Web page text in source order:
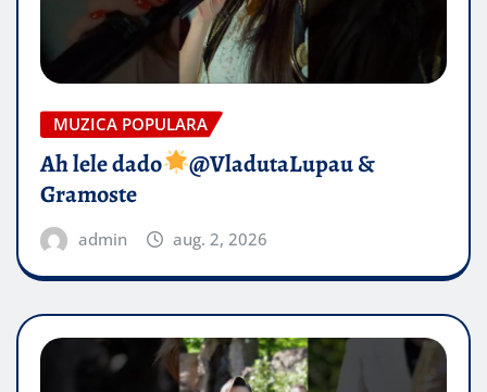
MUZICA POPULARA
Ah lele dado​
@VladutaLupau &
Gramoste
admin aug. 2, 2026